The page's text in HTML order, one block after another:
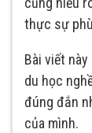
thực sự
Bài viết
du học
đúng đắn
của mình.